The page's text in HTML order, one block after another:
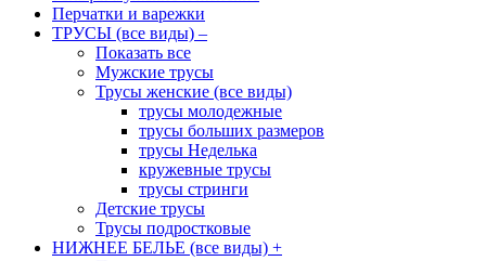
Перчатки и варежки
ТРУСЫ (все виды) –
Показать все
Мужские трусы
Трусы женские (все виды)
трусы молодежные
трусы больших размеров
трусы Неделька
кружевные трусы
трусы стринги
Детские трусы
Трусы подростковые
НИЖНЕЕ БЕЛЬЕ (все виды) +